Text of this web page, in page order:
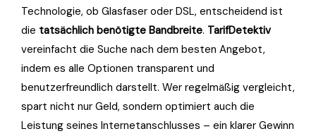
Technologie, ob Glasfaser oder DSL, entscheidend ist
die tatsächlich benötigte Bandbreite. TarifDetektiv
vereinfacht die Suche nach dem besten Angebot,
indem es alle Optionen transparent und
benutzerfreundlich darstellt. Wer regelmäßig vergleicht,
spart nicht nur Geld, sondern optimiert auch die
Leistung seines Internetanschlusses – ein klarer Gewinn